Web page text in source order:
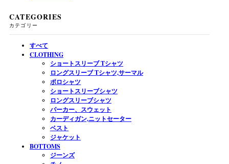
CATEGORIES
カテゴリー
すべて
CLOTHING
ショートスリーブ Tシャツ
ロングスリーブ Tシャツ,サーマル
ポロシャツ
ショートスリーブシャツ
ロングスリーブシャツ
パーカー、スウェット
カーディガン,ニットセーター
ベスト
ジャケット
BOTTOMS
ジーンズ